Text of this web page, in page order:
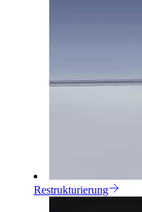
Restrukturierung